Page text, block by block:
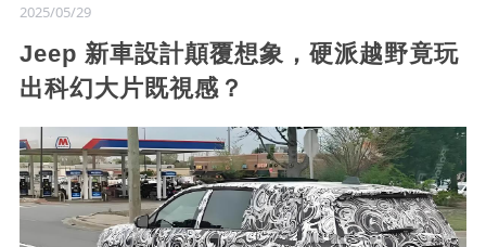
2025/05/29
Jeep 新車設計顛覆想象，硬派越野竟玩
出科幻大片既視感？